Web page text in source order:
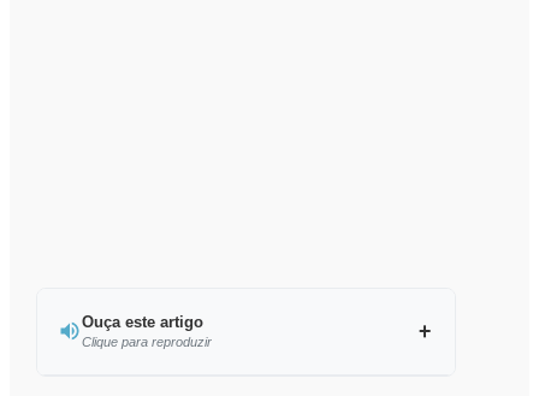
Ouça este artigo
Clique para reproduzir